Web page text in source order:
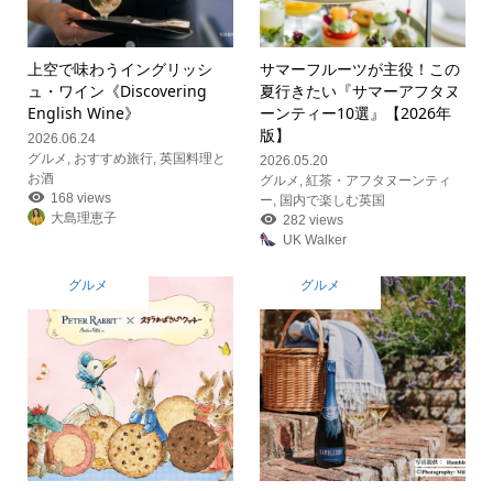
上空で味わうイングリッシ
ュ・ワイン《Discovering
English Wine》
2026.06.24
グルメ
おすすめ旅行, 英国料理と
お酒
168 views
大島理恵子
サマーフルーツが主役！この
夏行きたい『サマーアフタヌ
ーンティー10選』【2026年
版】
2026.05.20
グルメ ,紅茶・アフタヌーンティ
ー 国内で楽しむ英国
282 views
UK Walker
グルメ グルメ